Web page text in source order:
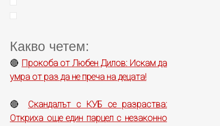
Какво четем:
🔴 Прокоба от Любен Дилов: Искам да
умра от раз да не преча на децата!
🔴 Скандалът с КУБ се разраства:
Откриха още един парцел с незаконно